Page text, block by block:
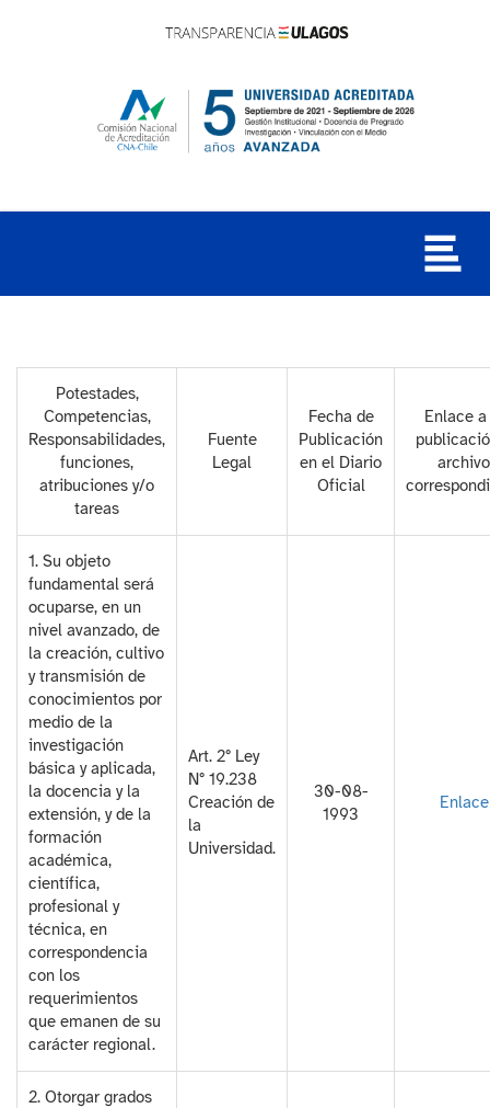
Potestades,
Competencias,
Responsabilidades,
funciones,
atribuciones y/o
tareas
Fuente
Legal
Fecha de
Publicación
en el Diario
Oficial
Enlace
archivo
1. Su objeto
fundamental será
ocuparse, en un
nivel avanzado, de
la creación, cultivo
y transmisión de
conocimientos por
medio de la
investigación
básica y aplicada,
la docencia y la
extensión, y de la
formación
académica,
científica,
profesional y
técnica, en
correspondencia
con los
requerimientos
que emanen de su
carácter regional.
Art. 2° Ley
N° 19.238
Creación de
la
Universidad.
30-08-
1993
Enlace
2. Otorgar grados